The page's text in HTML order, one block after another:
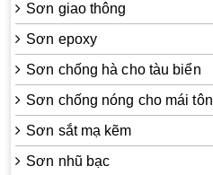
Sơn giao thông
Sơn epoxy
Sơn chống hà cho tàu biển
Sơn chống nóng cho mái tôn
Sơn sắt mạ kẽm
Sơn nhũ bạc